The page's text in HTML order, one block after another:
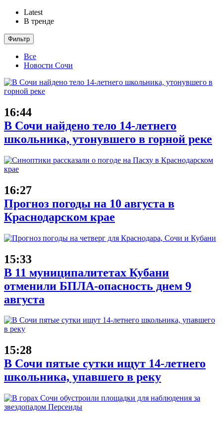
Latest
В тренде
Фильтр
Все
Новости Сочи
16:44
В Сочи найдено тело 14-летнего
школьника, утонувшего в горной реке
16:27
Прогноз погоды на 10 августа в
Краснодарском крае
15:33
В 11 муниципалитетах Кубани
отменили БПЛА-опасность днем 9
августа
15:28
В Сочи пятые сутки ищут 14-летнего
школьника, упавшего в реку